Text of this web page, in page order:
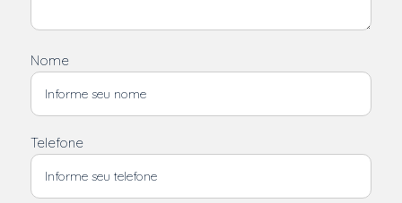
Nome
Telefone